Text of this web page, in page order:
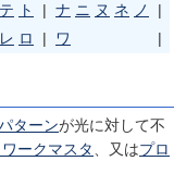
テ ト | ナ ニ ヌ ネ ノ
|
レ ロ | ワ |
ターンが光に対して不
ークマスタ 、又はプロ